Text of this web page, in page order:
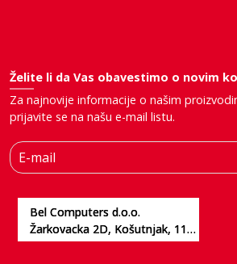
Želite li da Vas obavestimo o novim
Za najnovije informacije o našim
prijavite se na našu e-mail listu.
E-mail
Bel Computers d.o.o.
Žarkovacka 2D, Košutnjak, 11000, Beograd